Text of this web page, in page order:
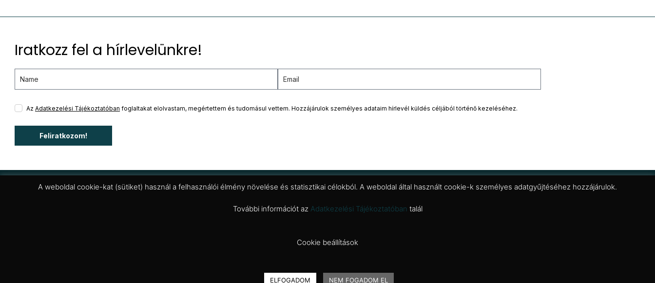
Iratkozz fel a hírlevelünkre!
Az Adatkezelési Tájékoztatóban foglaltakat elolvastam, megértettem és tudomásul vettem. Hozzájárulok személyes adataim hírlevél küldés céljából történő kezeléséhez.
Feliratkozom!
Bono Menswear Store - 2023
A weboldal cookie-kat (sütiket) használ a felhasználói élmény növelése és statisztikai célokból. A weboldal által használt cookie-k személyes adatgyűjtéséhez hozzájárulok.
További információt az Adatkezelési Tájékoztatóban talál
Cookie beállítások
ELFOGADOM NEM FOGADOM EL